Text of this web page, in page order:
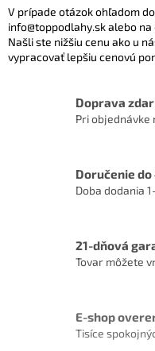
V prípade otázok ohľadom
info@toppodlahy.sk alebo
Našli ste nižšiu cenu ako u
vypracovať lepšiu cenovú
Doprava
Pri objednávke
Doručenie
Doba dodania
21-dňová
Tovar môžete
E-shop
Tisíce